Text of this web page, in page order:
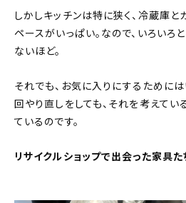
しかしキッチンは特に狭く、冷蔵庫と
ペースがいっぱい。なので、いろい
ないほど。
それでも、お気に入りにするために
回やり直しをしても、それを考えて
ているのです。
リサイクルショップで出会った家具た